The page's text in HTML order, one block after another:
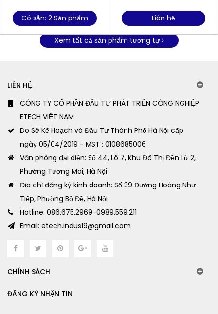
Có sẵn: 2 Sản phẩm Liên hệ
Xem tất cả sản phẩm tương tự
LIÊN HỆ
CÔNG TY CỔ PHẦN ĐẦU TƯ PHÁT TRIỂN CÔNG NGHIỆP
ETECH VIỆT NAM
Do Sở Kế Hoạch và Đầu Tư Thành Phố Hà Nội cấp
ngày 05/04/2019 - MST : 0108685006
Văn phòng đại diện: Số 44, Lô 7, Khu Đô Thị Đền Lừ 2,
Phường Tương Mai, Hà Nội
Địa chỉ đăng ký kinh doanh: Số 39 Đường Hoàng Như
Tiếp, Phường Bồ Đề, Hà Nội
Hotline: 086.675.2969-0989.559.211
Email: etech.indus19@gmail.com
CHÍNH SÁCH
ĐĂNG KÝ NHẬN TIN